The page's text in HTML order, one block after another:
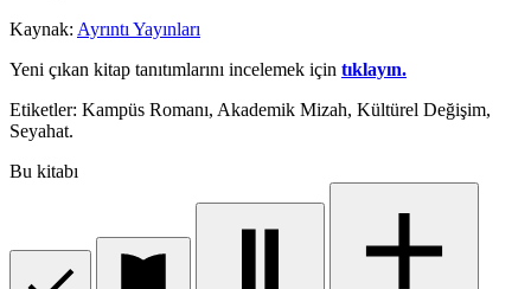
Kaynak: Ayrıntı Yayınları
Yeni çıkan kitap tanıtımlarını incelemek için tıklayın.
Etiketler: Kampüs Romanı, Akademik Mizah, Kültürel Değişim,
Seyahat.
Bu kitabı